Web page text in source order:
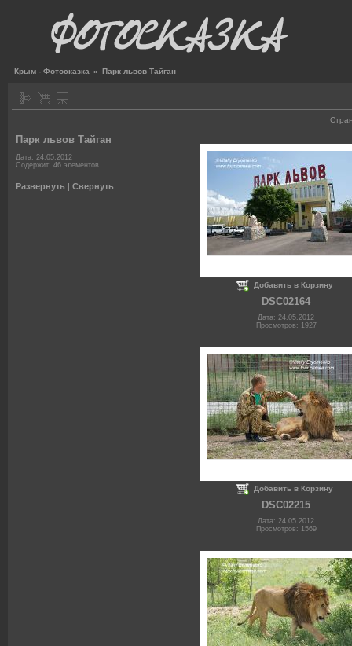
Крым - Фотосказка » Парк львов Тайган
Парк львов Тайган
Дата: 24.05.2012
Содержит: 46 элементов
Развернуть Свернуть
Добавить в Корзину
DSC02164
Дата: 24.05.2012
Просмотров: 1927
Добавить в Корзину
DSC02215
Дата: 24.05.2012
Просмотров: 1569